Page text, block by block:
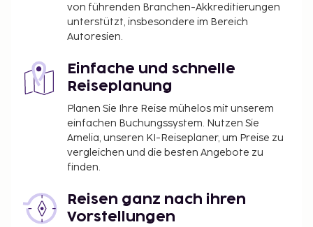
von führenden Branchen-Akkreditierungen
unterstützt, insbesondere im Bereich
Autoresien.
Einfache und schnelle
Reiseplanung
Planen Sie Ihre Reise mühelos mit unserem
einfachen Buchungssystem. Nutzen Sie
Amelia, unseren KI-Reiseplaner, um Preise zu
vergleichen und die besten Angebote zu
finden.
Reisen ganz nach ihren
Vorstellungen